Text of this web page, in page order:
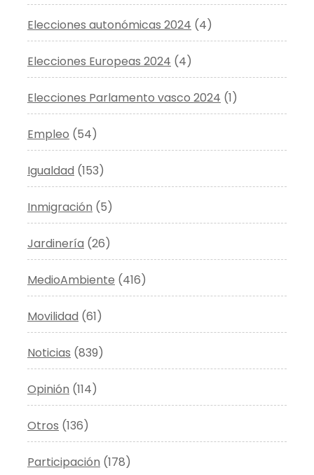
Elecciones autonómicas 2024 (4)
Elecciones Europeas 2024 (4)
Elecciones Parlamento vasco 2024 (1)
Empleo (54)
Igualdad (153)
Inmigración (5)
Jardinería (26)
MedioAmbiente (416)
Movilidad (61)
Noticias (839)
Opinión (114)
Otros (136)
Participación (178)